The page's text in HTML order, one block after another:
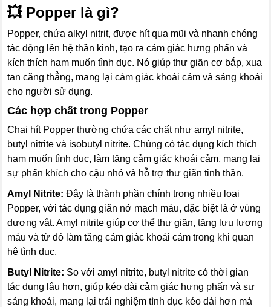
💥 Popper là gì?
Popper, chứa alkyl nitrit, được hít qua mũi và nhanh chóng
tác động lên hệ thần kinh, tạo ra cảm giác hưng phấn và
kích thích ham muốn tình dục. Nó giúp thư giãn cơ bắp, xua
tan căng thẳng, mang lại cảm giác khoái cảm và sảng khoái
cho người sử dụng.
Các hợp chất trong Popper
Chai hít Popper thường chứa các chất như amyl nitrite,
butyl nitrite và isobutyl nitrite. Chúng có tác dụng kích thích
ham muốn tình dục, làm tăng cảm giác khoái cảm, mang lại
sự phấn khích cho cậu nhỏ và hỗ trợ thư giãn tinh thần.
Amyl Nitrite: Đây là thành phần chính trong nhiều loại
Popper, với tác dụng giãn nở mạch máu, đặc biệt là ở vùng
dương vật. Amyl nitrite giúp cơ thể thư giãn, tăng lưu lượng
máu và từ đó làm tăng cảm giác khoái cảm trong khi quan
hệ tình dục.
Butyl Nitrite: So với amyl nitrite, butyl nitrite có thời gian
tác dụng lâu hơn, giúp kéo dài cảm giác hưng phấn và sự
sảng khoái, mang lại trải nghiệm tình dục kéo dài hơn mà